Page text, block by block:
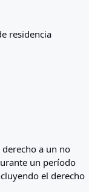
residencia
a un no
un período
el derecho